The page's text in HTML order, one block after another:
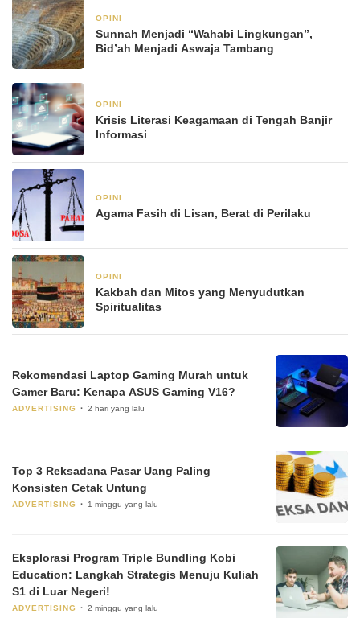
OPINI
Sunnah Menjadi “Wahabi Lingkungan”,
Bid’ah Menjadi Aswaja Tambang
OPINI
Krisis Literasi Keagamaan di Tengah Banjir
Informasi
OPINI
Agama Fasih di Lisan, Berat di Perilaku
OPINI
Kakbah dan Mitos yang Menyudutkan
Spiritualitas
Rekomendasi Laptop Gaming Murah untuk
Gamer Baru: Kenapa ASUS Gaming V16?
ADVERTISING 2 hari yang lalu
Top 3 Reksadana Pasar Uang Paling
Konsisten Cetak Untung
ADVERTISING 1 minggu yang lalu
Eksplorasi Program Triple Bundling Kobi
Education: Langkah Strategis Menuju Kuliah
S1 di Luar Negeri!
ADVERTISING 2 minggu yang lalu